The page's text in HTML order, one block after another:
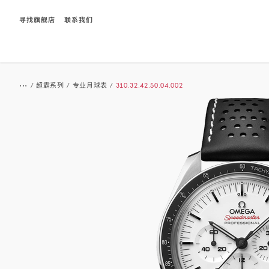
寻找旗舰店 联系我们
... / 超霸系列 / 专业月球表 / 310.32.42.50.04.002